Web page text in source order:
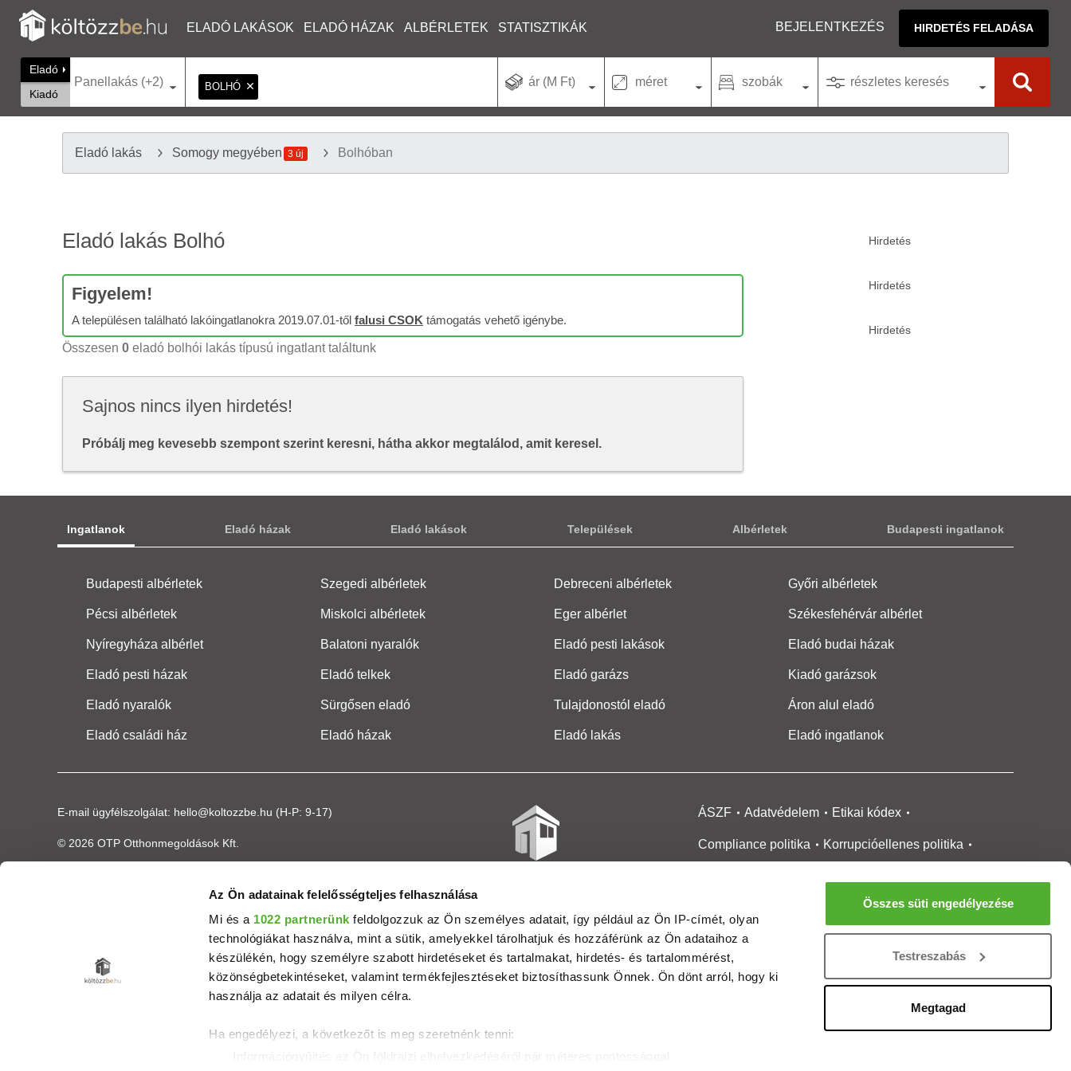
Az Ön adatainak felelősségteljes felhasználása
Mi és a 1022 partnerünk feldolgozzuk az Ön személyes adatait, így például az Ön IP-címét, olyan
technológiákat használva, mint a sütik, amelyekkel tárolhatjuk és hozzáférünk az Ön adataihoz a
készülékén, hogy személyre szabott hirdetéseket és tartalmakat, hirdetés- és tartalommérést,
közönségbetekintéseket, valamint termékfejlesztéseket biztosíthassunk Önnek. Ön dönt arról, hogy ki
használja az adatait és milyen célra.
Ha engedélyezi, a következőt is meg szeretnénk tenni:
Összes süti engedélyezése
Testreszabás
Megtagad
ELADÓ LAKÁSOK ELADÓ HÁZAK ALBÉRLETEK STATISZTIKÁK BEJELENTKEZÉS HIRDETÉS FELADÁSA
Eladó
Kiadó
Panellakás (+2) BOLHÓ ár (M Ft) méret szobák részletes keresés
Eladó lakás Somogy megyében 3 új Bolhóban
Eladó lakás Bolhó
Figyelem!
A településen található lakóingatlanokra 2019.07.01-től falusi CSOK támogatás vehető igénybe.
Összesen 0 eladó bolhói lakás típusú ingatlant találtunk
Sajnos nincs ilyen hirdetés!
Próbálj meg kevesebb szempont szerint keresni, hátha akkor megtalálod, amit keresel.
Ingatlanok Eladó házak Eladó lakások Települések Albérletek Budapesti ingatlanok
Budapesti albérletek Szegedi albérletek Debreceni albérletek Győri albérletek
Pécsi albérletek Miskolci albérletek Eger albérlet Székesfehérvár albérlet
Nyíregyháza albérlet Balatoni nyaralók Eladó pesti lakások Eladó budai házak
Eladó pesti házak Eladó telkek Eladó garázs Kiadó garázsok
Eladó nyaralók Sürgősen eladó Tulajdonostól eladó Áron alul eladó
Eladó családi ház Eladó házak Eladó lakás Eladó ingatlanok
E-mail ügyfélszolgálat: hello@koltozzbe.hu (H-P: 9-17)
© 2026 OTP Otthonmegoldások Kft.
ÁSZF Adatvédelem Etikai kódex
Compliance politika Korrupcióellenes politika
Médiaajánlat
Ingatlanközvetítőknek
Magánszemélyeknek
Új építésű lakások
Tartalommoderálási jelentés